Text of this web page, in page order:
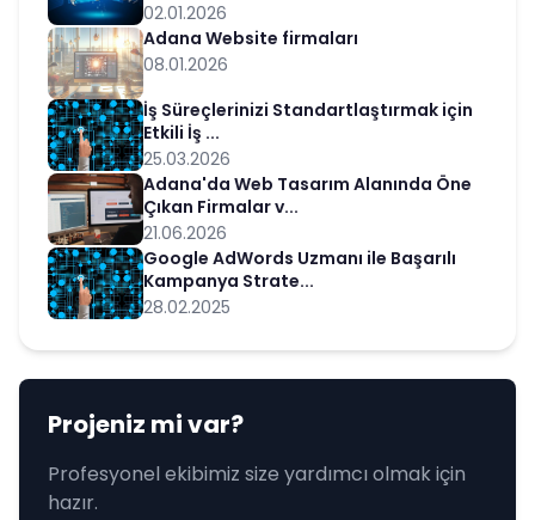
02.01.2026
Adana Website firmaları
08.01.2026
İş Süreçlerinizi Standartlaştırmak için
Etkili İş ...
25.03.2026
Adana'da Web Tasarım Alanında Öne
Çıkan Firmalar v...
21.06.2026
Google AdWords Uzmanı ile Başarılı
Kampanya Strate...
28.02.2025
Projeniz mi var?
Profesyonel ekibimiz size yardımcı olmak için
hazır.